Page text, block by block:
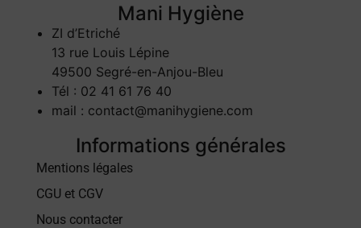
Mani Hygiène
ZI d’Etriché
13 rue Louis Lépine
49500 Segré-en-Anjou-Bleu
Tél : 02 41 61 76 40
mail : contact@manihygiene.com
Informations générales
Mentions légales
CGU et CGV
Nous contacter